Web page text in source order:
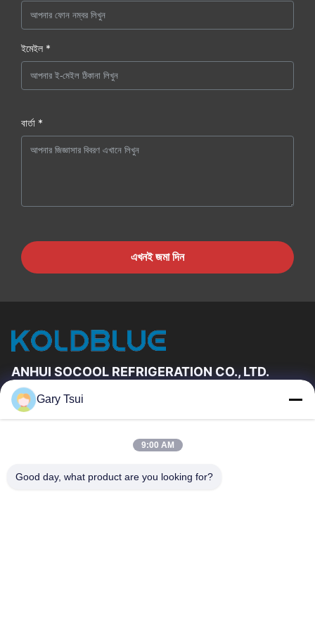
ইমেইল *
বার্তা *
এখনই জমা দিন
ANHUI SOCOOL REFRIGERATION CO., LTD.
দ্রুত লিঙ্ক
আমাদের সম্পর্কে
কারখানা ভ্রমণ
মান নিয়ন্ত্রণ
Gary Tsui
9:00 AM
Good day, what product are you looking for?